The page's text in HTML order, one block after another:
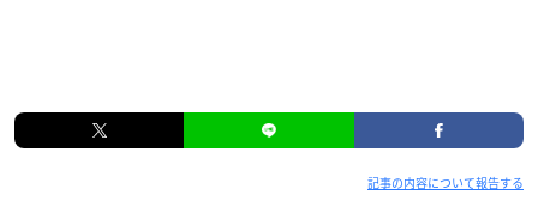
記事の内容について報告する